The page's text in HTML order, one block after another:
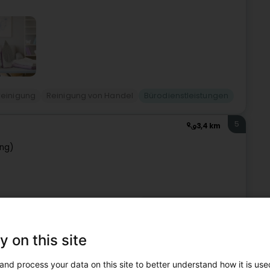
3,4 km 5
SARLS
on this site
process your data on this site to better understand how it is